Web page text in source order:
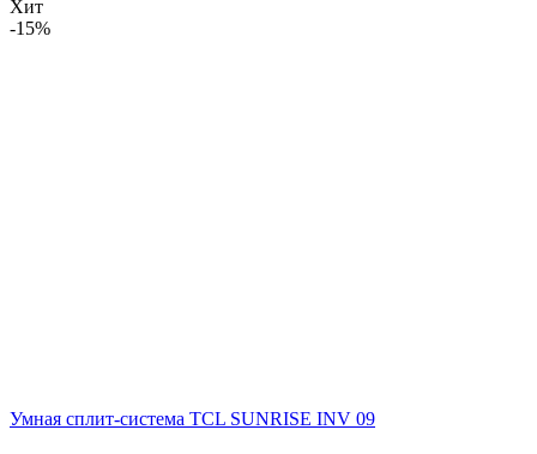
Хит
-15%
Умная сплит-система TCL SUNRISE INV 09